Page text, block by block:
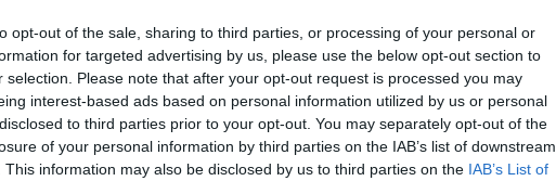
opt-out of the sale, sharing to third parties, or processing of your personal or
for targeted advertising by us, please use the below opt-out section to
selection. Please note that after your opt-out request is processed you may
interest-based ads based on personal information utilized by us or personal
to third parties prior to your opt-out. You may separately opt-out of the
of your personal information by third parties on the IAB’s list of downstream
This information may also be disclosed by us to third parties on the IAB’s List of